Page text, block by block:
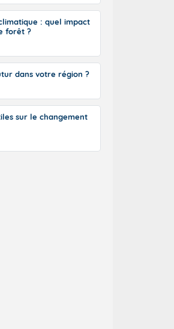
: quel impact
forêt ?
dans votre région ?
sur le changement